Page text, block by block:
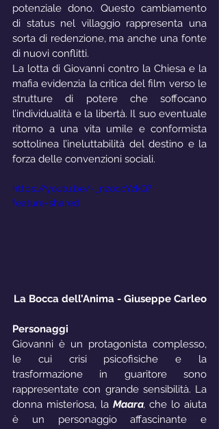
potenziale dono. Questo cambiamento
di status nel villaggio rappresenta una
sorta di redenzione, ma anche una fonte
di nuovi conflitti.
La lotta di Giovanni contro la Chiesa e la
mafia evidenzia la critica del film verso le
strutture di potere che soffocano
l’individualità e la libertà. Il suo eventuale
ritorno a una vita umile e conformista
sottolinea l’ineluttabilità del destino e la
forza delle convenzioni sociali.
https://youtu.be/-_nzoccYzkQ?
feature=shared
La Bocca dell’Anima - Giuseppe Carleo
Personaggi
Giovanni è un protagonista complesso,
le cui crisi psicofisiche e la
trasformazione in guaritore sono
rappresentate con grande sensibilità. La
donna misteriosa, la Maara, che lo aiuta
è un personaggio affascinante e